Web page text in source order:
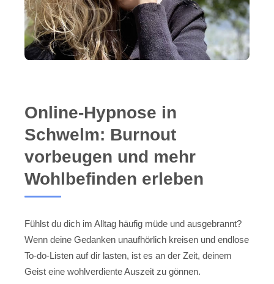
Online-Hypnose in
Schwelm: Burnout
vorbeugen und mehr
Wohlbefinden erleben
Fühlst du dich im Alltag häufig müde und ausgebrannt?
Wenn deine Gedanken unaufhörlich kreisen und endlose
To-do-Listen auf dir lasten, ist es an der Zeit, deinem
Geist eine wohlverdiente Auszeit zu gönnen.